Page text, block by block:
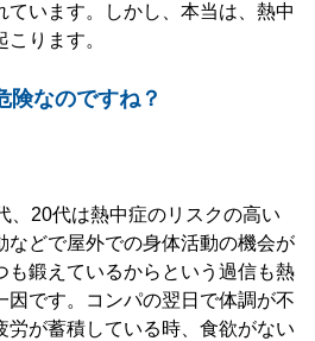
ています。しかし、本当は、熱中
ります。
険なのですね？
、20代は熱中症のリスクの高い
などで屋外での身体活動の機会が
も鍛えているからという過信も熱
因です。コンパの翌日で体調が不
労が蓄積している時、食欲がない